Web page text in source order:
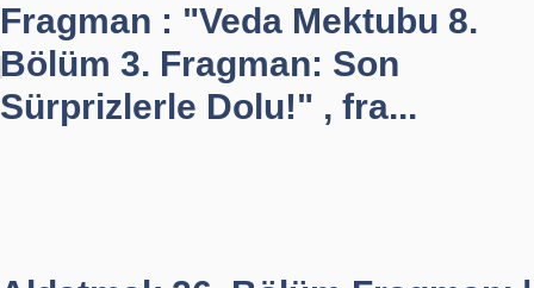
Fragman : "Veda Mektubu 8.
Bölüm 3. Fragman: Son
Sürprizlerle Dolu!" , fra...